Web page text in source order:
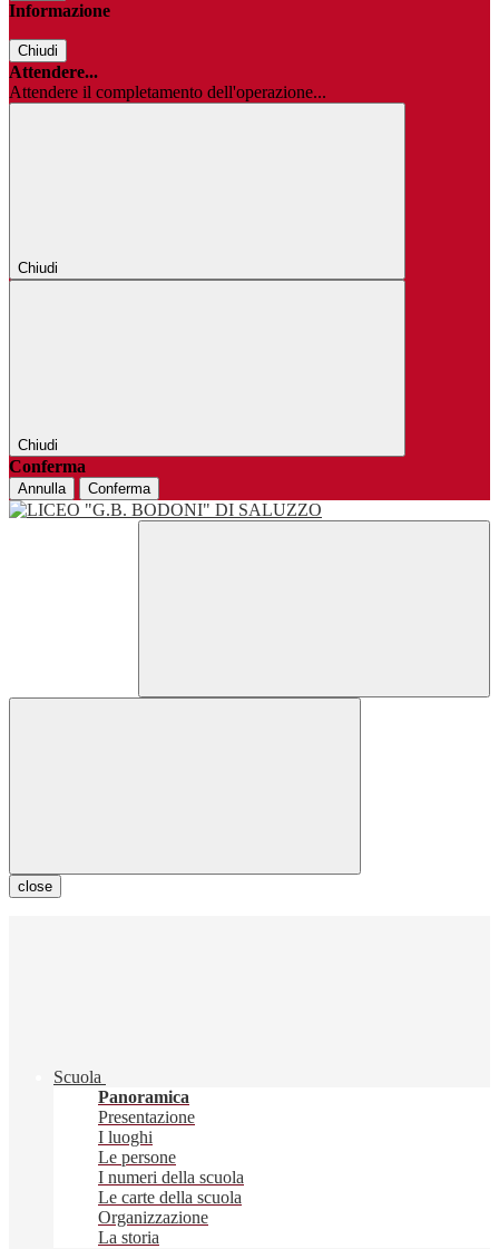
Informazione
Chiudi
Attendere...
Attendere il completamento dell'operazione...
Chiudi
Chiudi
Conferma
Annulla Conferma
close
Scuola
Panoramica
Presentazione
I luoghi
Le persone
I numeri della scuola
Le carte della scuola
Organizzazione
La storia